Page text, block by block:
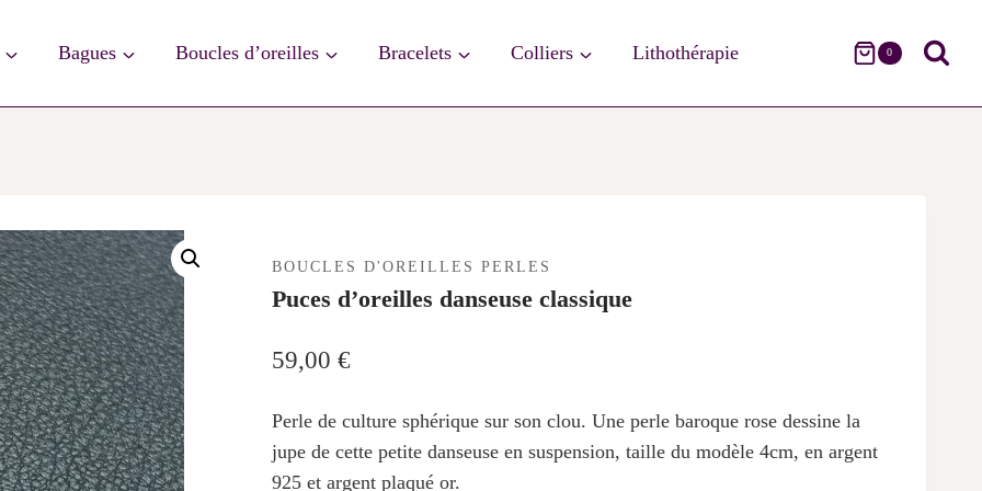
Bagues Boucles d’oreilles Bracelets Colliers Lithothérapie 0
BOUCLES D'OREILLES PERLES
Puces d’oreilles danseuse classique
59,00 €
Perle de culture sphérique sur son clou. Une perle baroque rose dessine la
jupe de cette petite danseuse en suspension, taille du modèle 4cm, en argent
925 et argent plaqué or.